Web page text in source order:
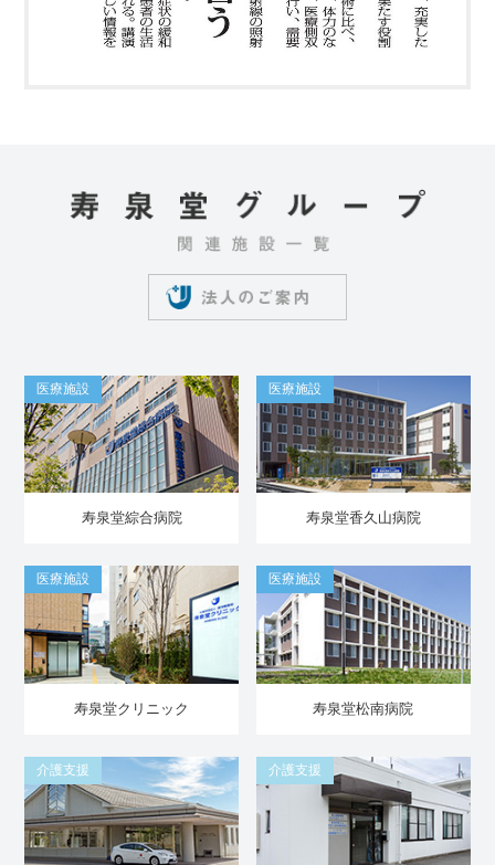
医療施設
寿泉堂綜合病院
医療施設
寿泉堂香久山病院
医療施設
寿泉堂クリニック
医療施設
寿泉堂松南病院
介護支援 介護支援